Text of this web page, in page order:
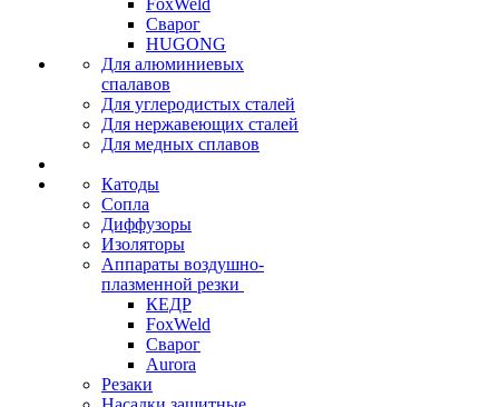
FoxWeld
Сварог
HUGONG
Для алюминиевых
спалавов
Для углеродистых сталей
Для нержавеющих сталей
Для медных сплавов
Катоды
Сопла
Диффузоры
Изоляторы
Аппараты воздушно-
плазменной резки
КЕДР
FoxWeld
Сварог
Aurora
Резаки